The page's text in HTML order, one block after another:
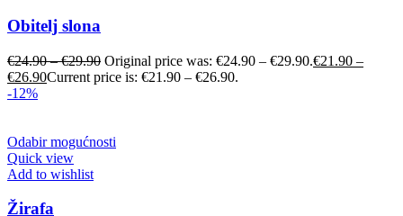
Obitelj slona
€24.90–€29.90 Original price was: €24.90 – €29.90.€21.90 –
€26.90Current price is: €21.90 – €26.90.
-12%
Odabir mogućnosti
Quick view
Add to wishlist
Žirafa